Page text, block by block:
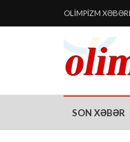
OLIMPIZM
SON XƏBƏR